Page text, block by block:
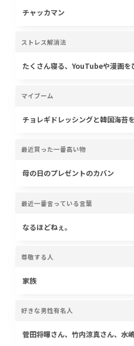
チャッカマン
ストレス解消法
たくさん寝る、YouTubeや漫画を
マイブーム
チョレギドレッシングと韓国海苔
最近買った一番高い物
母の日のプレゼントのカバン
最近一番言っている言葉
なるほどねぇ。
尊敬する人
家族
好きな男性有名人
菅田将暉さん、竹内涼真さん、水